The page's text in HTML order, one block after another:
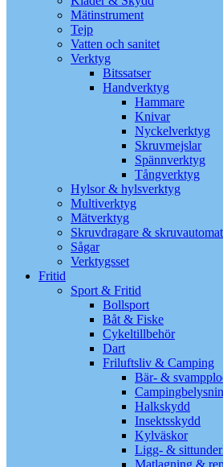
Mätinstrument
Tejp
Vatten och sanitet
Verktyg
Bitssatser
Handverktyg
Hammare
Knivar
Nyckelverktyg
Skruvmejslar
Spännverktyg
Tångverktyg
Hylsor & hylsverktyg
Multiverktyg
Mätverktyg
Skruvdragare &
Sågar
Verktygsset
Fritid
Sport & Fritid
Bollsport
Båt & Fiske
Cykeltillbehör
Dart
Friluftsliv & Camping
Bär- &
Halkskydd
Insektsskydd
Kylväskor
Ligg- &
Matlagning &